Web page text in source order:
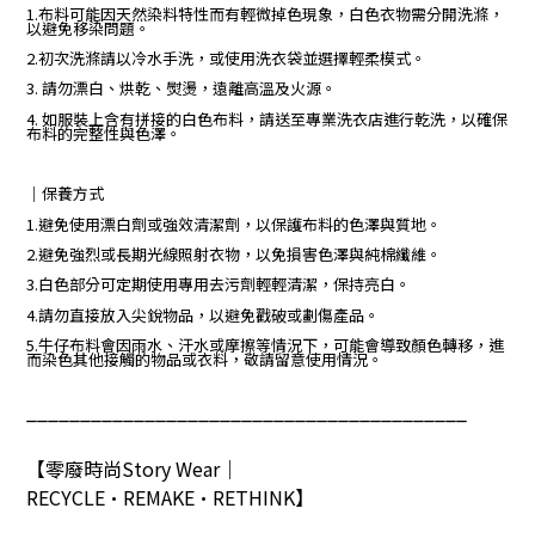
1.布料可能因天然染料特性而有輕微掉色現象，白色衣物需分開洗滌，
以避免移染問題。
2.初次洗滌請以冷水手洗，或使用洗衣袋並選擇輕柔模式。
3. 請勿漂白、烘乾、熨燙，遠離高溫及火源。
4. 如服裝上含有拼接的白色布料，請送至專業洗衣店進行乾洗，以確保
布料的完整性與色澤。
｜保養方式
1.避免使用漂白劑或強效清潔劑，以保護布料的色澤與質地。
2.避免強烈或長期光線照射衣物，以免損害色澤與純棉纖維。
3.白色部分可定期使用專用去污劑輕輕清潔，保持亮白。
4.請勿直接放入尖銳物品，以避免戳破或劃傷產品。
5.牛仔布料會因雨水、汗水或摩擦等情況下，可能會導致顏色轉移，進
而染色其他接觸的物品或衣料，敬請留意使用情況。
【零廢時尚Story Wear｜
RECYCLE•REMAKE•RETHINK】